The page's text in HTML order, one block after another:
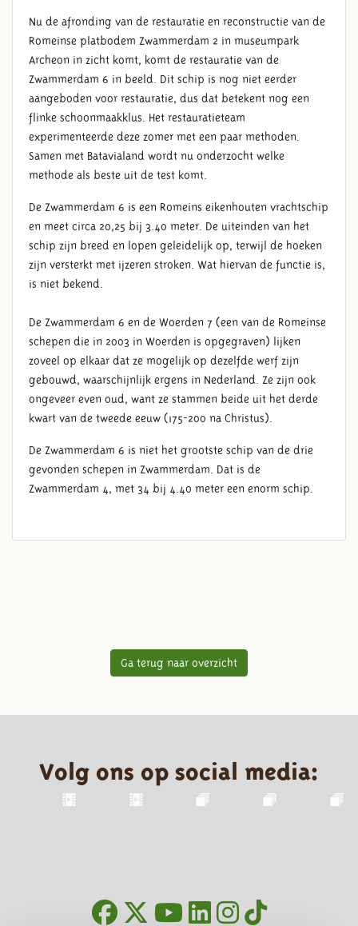
Nu de afronding van de restauratie en reconstructie van de
Romeinse platbodem Zwammerdam 2 in museumpark
Archeon in zicht komt, komt de restauratie van de
Zwammerdam 6 in beeld. Dit schip is nog niet eerder
aangeboden voor restauratie, dus dat betekent nog een
flinke schoonmaakklus. Het restauratieteam
experimenteerde deze zomer met een paar methoden.
Samen met Batavialand wordt nu onderzocht welke
methode als beste uit de test komt.
De Zwammerdam 6 is een Romeins eikenhouten vrachtschip
en meet circa 20,25 bij 3.40 meter. De uiteinden van het
schip zijn breed en lopen geleidelijk op, terwijl de hoeken
zijn versterkt met ijzeren stroken. Wat hiervan de functie is,
is niet bekend.
De Zwammerdam 6 en de Woerden 7 (een van de Romeinse
schepen die in 2003 in Woerden is opgegraven) lijken
zoveel op elkaar dat ze mogelijk op dezelfde werf zijn
gebouwd, waarschijnlijk ergens in Nederland. Ze zijn ook
ongeveer even oud, want ze stammen beide uit het derde
kwart van de tweede eeuw (175-200 na Christus).
De Zwammerdam 6 is niet het grootste schip van de drie
gevonden schepen in Zwammerdam. Dat is de
Zwammerdam 4, met 34 bij 4.40 meter een enorm schip.
Ga terug naar overzicht
Volg ons op social media: